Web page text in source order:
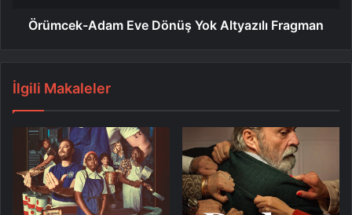
Örümcek-Adam Eve Dönüş Yok Altyazılı Fragman
İlgili Makaleler